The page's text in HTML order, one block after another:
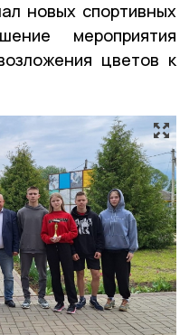
новых спортивных
мероприятия
цветов к